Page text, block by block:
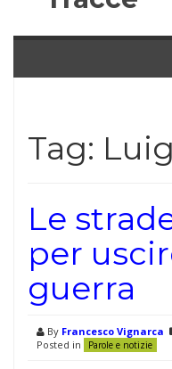
Tag:
Le
per
guerra
By Francesco Vignarca
Posted in
Parole e notizie